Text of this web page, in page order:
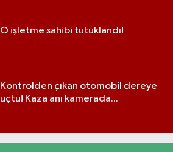
O işletme sahibi tutuklandı!
Kontrolden çıkan otomobil dereye
uçtu! Kaza anı kamerada...